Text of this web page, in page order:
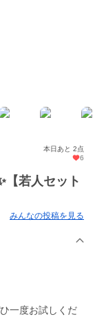
本日あと 2点
6
【若人セット
みんなの投稿を見る
一度お試しくだ